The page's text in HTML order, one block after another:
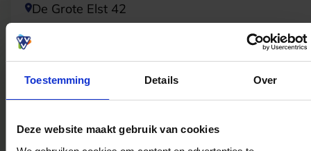
Toestemming Details Over
Deze website maakt gebruik van cookies
De Grote Elst 42
5246JR Rosmalen
Karwei Oosterhout
Meerstoel 3
4904SV
Oosterhout